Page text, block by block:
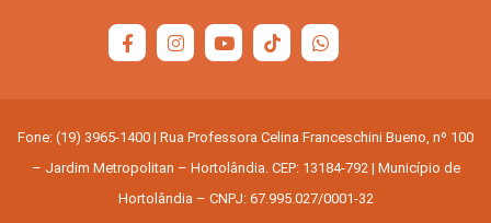
Fone: (19) 3965-1400 | Rua Professora Celina Franceschini Bueno, nº 100
– Jardim Metropolitan – Hortolândia. CEP: 13184-792 | Município de
Hortolândia – CNPJ: 67.995.027/0001-32